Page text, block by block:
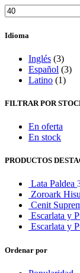
Precio
mínimo
Idioma
Inglés (3)
Español (3)
Latino (1)
FILTRAR POR
En oferta
En stock
PRODUCTOS
Lata Paldea
Zoroark
Cenit
Escarlata y
Escarlata y
Ordenar por